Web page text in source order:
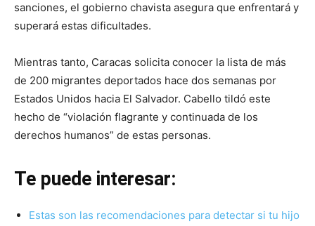
sanciones, el gobierno chavista asegura que enfrentará y
superará estas dificultades.
Mientras tanto, Caracas solicita conocer la lista de más
de 200 migrantes deportados hace dos semanas por
Estados Unidos hacia El Salvador. Cabello tildó este
hecho de “violación flagrante y continuada de los
derechos humanos” de estas personas.
Te puede interesar:
Estas son las recomendaciones para detectar si tu hijo